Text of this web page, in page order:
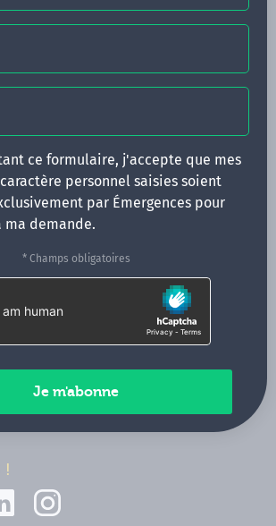
ce formulaire, j'accepte que mes
personnel saisies soient
par Émergences pour
ma demande.
* Champs obligatoires
?
nous
!